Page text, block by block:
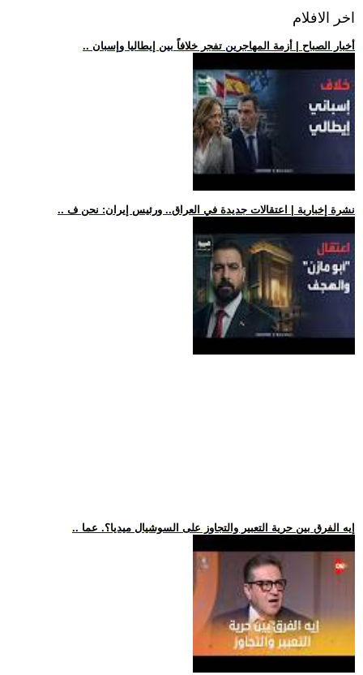
اخر الافلام
.. أخبار الصباح | أزمة المهاجرين تفجر خلافاً بين إيطاليا وإسبان
.. نشرة إخبارية | اعتقالات جديدة في العراق.. ورئيس إيران: نحن ف
.. إيه الفرق بين حرية التعبير والتجاوز على السوشيال ميديا؟. عما